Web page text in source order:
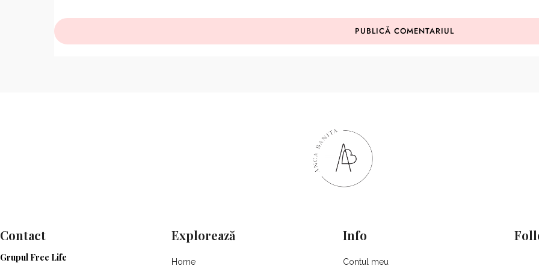
Contact
Grupul Free Life
Explorează
Home
Info
Contul meu